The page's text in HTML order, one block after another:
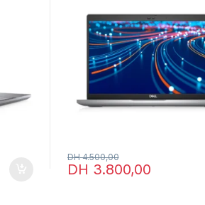
DH 3.800,00
DH4.500,00